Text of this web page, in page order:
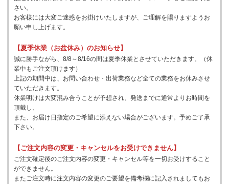
さい。
お客様には大変ご迷惑をお掛けいたしますが、ご理解を賜りますようお
願い申し上げます。
【夏季休業（お盆休み）のお知らせ】
誠に勝手ながら、8/8～8/16の間は夏季休業とさせていただきます。（休
業中もご注文頂けます）
上記の期間中は、お問い合わせ・出荷業務など全ての業務をお休みさせ
ていただきます。
休業明けは大変混み合うことが予想され、発送までに通常よりお時間を
頂戴し、
また、お届け日指定のご希望に添えない場合がございます。予めご了承
下さい。
【ご注文内容の変更・キャンセルをお受けできません】
ご注文確定後のご注文内容の変更・キャンセル等を一切お受けすること
ができません。
またご注文時に注文内容の変更のご要望を備考欄に記入されましてもお